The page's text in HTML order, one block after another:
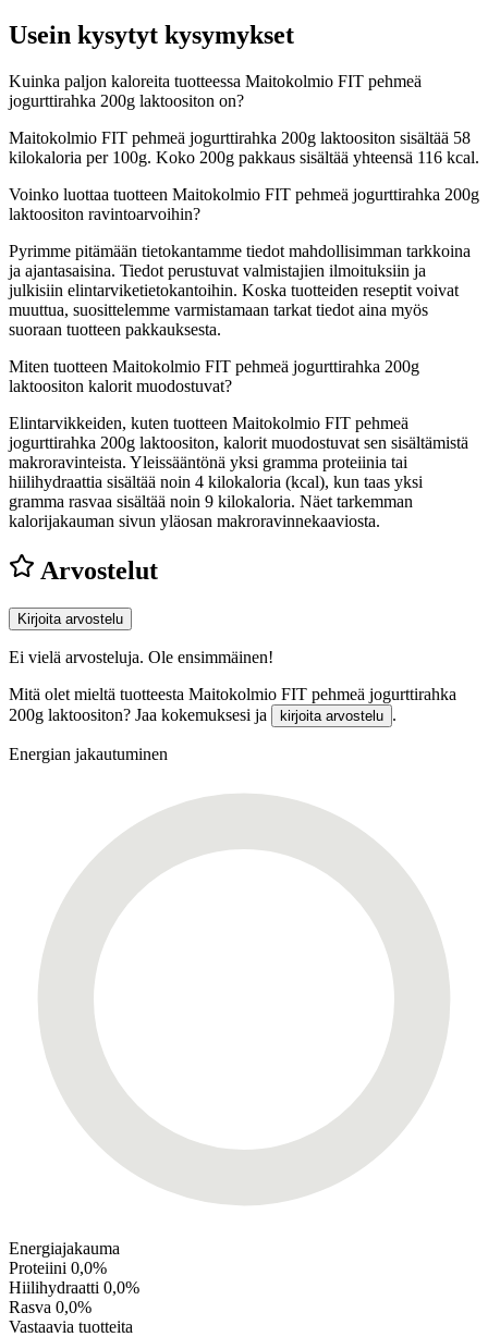
Usein kysytyt kysymykset
Kuinka paljon kaloreita tuotteessa Maitokolmio FIT pehmeä
jogurttirahka 200g laktoositon on?
Maitokolmio FIT pehmeä jogurttirahka 200g laktoositon sisältää 58
kilokaloria per 100g. Koko 200g pakkaus sisältää yhteensä 116 kcal.
Voinko luottaa tuotteen Maitokolmio FIT pehmeä jogurttirahka 200g
laktoositon ravintoarvoihin?
Pyrimme pitämään tietokantamme tiedot mahdollisimman tarkkoina
ja ajantasaisina. Tiedot perustuvat valmistajien ilmoituksiin ja
julkisiin elintarviketietokantoihin. Koska tuotteiden reseptit voivat
muuttua, suosittelemme varmistamaan tarkat tiedot aina myös
suoraan tuotteen pakkauksesta.
Miten tuotteen Maitokolmio FIT pehmeä jogurttirahka 200g
laktoositon kalorit muodostuvat?
Elintarvikkeiden, kuten tuotteen Maitokolmio FIT pehmeä
jogurttirahka 200g laktoositon, kalorit muodostuvat sen sisältämistä
makroravinteista. Yleissääntönä yksi gramma proteiinia tai
hiilihydraattia sisältää noin 4 kilokaloria (kcal), kun taas yksi
gramma rasvaa sisältää noin 9 kilokaloria. Näet tarkemman
kalorijakauman sivun yläosan makroravinnekaaviosta.
Arvostelut
Kirjoita arvostelu
Ei vielä arvosteluja. Ole ensimmäinen!
Mitä olet mieltä tuotteesta Maitokolmio FIT pehmeä jogurttirahka
200g laktoositon? Jaa kokemuksesi ja
kirjoita arvostelu .
Energian jakautuminen
Energiajakauma
Proteiini 0,0%
Hiilihydraatti 0,0%
Rasva 0,0%
Vastaavia tuotteita